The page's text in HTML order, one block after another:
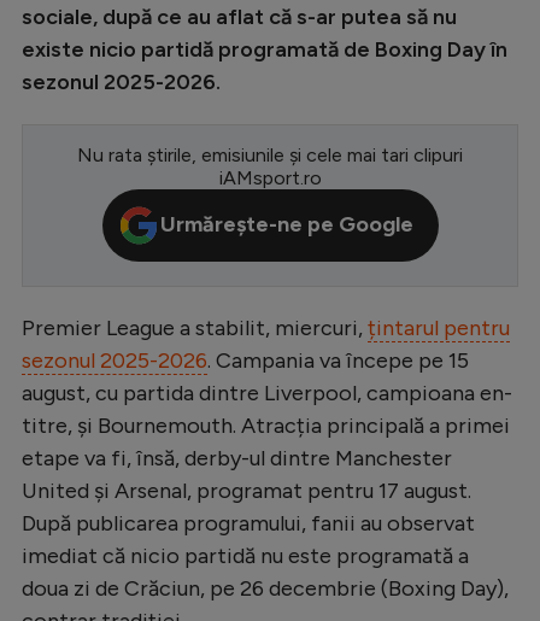
Champions League
Europa League
CM 2026
Premier League
LaLiga
Bundesliga
Ligue 1
Campionate
Starurile fotbalului
EURO 2024
Stranieri
Clasamente
sociale, după ce au aflat că s-ar putea să nu
existe nicio partidă programată de Boxing Day în
sezonul 2025-2026.
Nu rata știrile, emisiunile și cele mai tari clipuri
iAMsport.ro
Urmărește-ne pe Google
Premier League a stabilit, miercuri, țintarul pentru
sezonul 2025-2026. Campania va începe pe 15
august, cu partida dintre Liverpool, campioana en-
titre, și Bournemouth. Atracția principală a primei
etape va fi, însă, derby-ul dintre Manchester
United și Arsenal, programat pentru 17 august.
După publicarea programului, fanii au observat
imediat că nicio partidă nu este programată a
doua zi de Crăciun, pe 26 decembrie (Boxing Day),